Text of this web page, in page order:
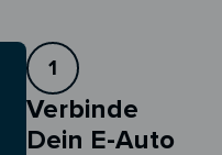
1
Verbinde
Dein E-Auto